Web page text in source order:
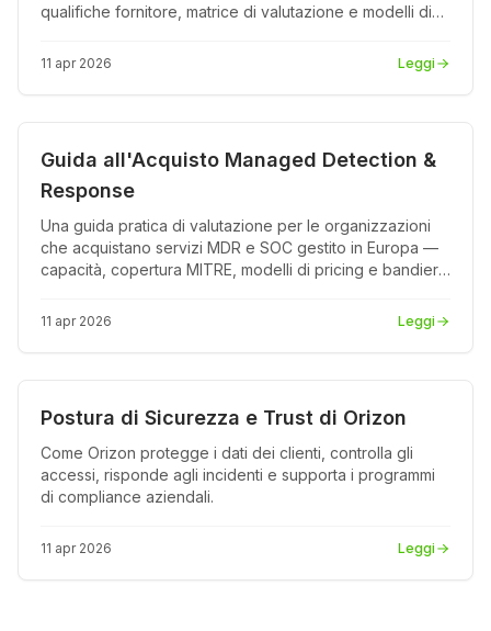
qualifiche fornitore, matrice di valutazione e modelli di
11 apr 2026 Leggi
Prodotto PDF
Guida all'Acquisto Managed Detection &
Response
Una guida pratica di valutazione per le organizzazioni
che acquistano servizi MDR e SOC gestito in Europa —
capacità, copertura MITRE, modelli di pricing e bandiere
11 apr 2026 Leggi
Sicurezza PDF
Postura di Sicurezza e Trust di Orizon
Come Orizon protegge i dati dei clienti, controlla gli
accessi, risponde agli incidenti e supporta i programmi
di compliance aziendali.
11 apr 2026 Leggi